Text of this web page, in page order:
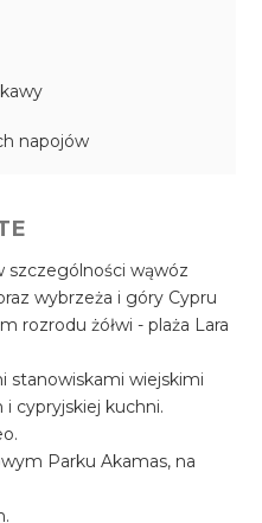
napojów
szczególności wąwóz
wybrzeża i góry Cypru
rozrodu żółwi - plaża Lara
stanowiskami wiejskimi
cypryjskiej kuchni.
Parku Akamas, na